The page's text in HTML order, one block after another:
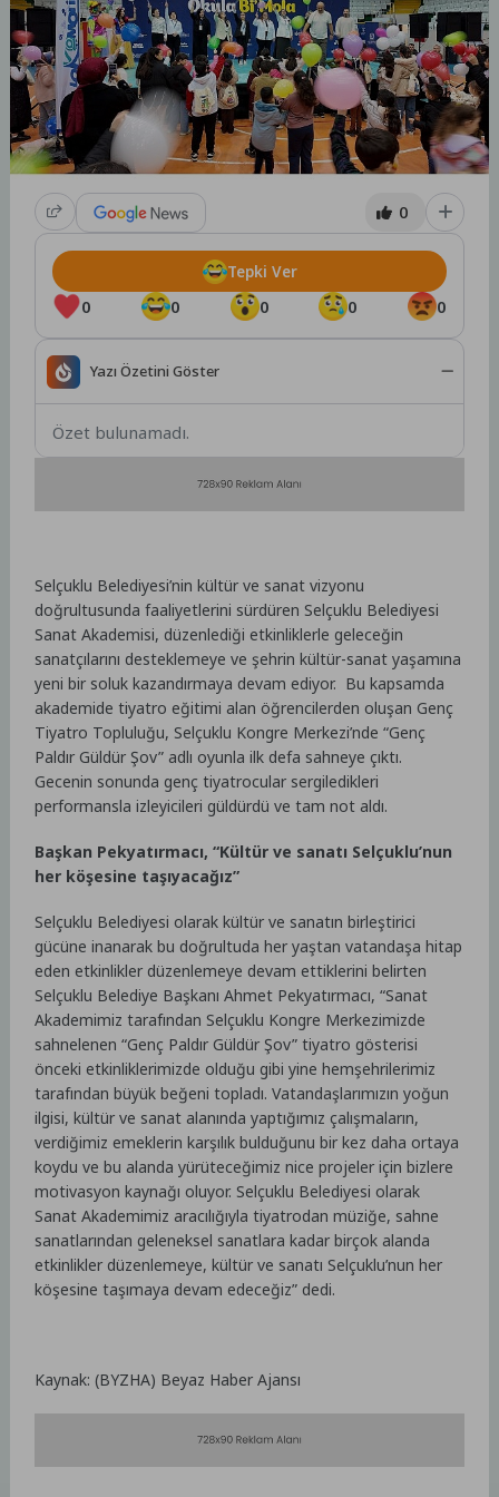
0
0 0 0 0 0
Tepki Ver
Yazı Özetini Göster
Özet bulunamadı.
Selçuklu Belediyesi’nin kültür ve sanat vizyonu
doğrultusunda faaliyetlerini sürdüren Selçuklu Belediyesi
Sanat Akademisi, düzenlediği etkinliklerle geleceğin
sanatçılarını desteklemeye ve şehrin kültür-sanat yaşamına
yeni bir soluk kazandırmaya devam ediyor. Bu kapsamda
akademide tiyatro eğitimi alan öğrencilerden oluşan Genç
Tiyatro Topluluğu, Selçuklu Kongre Merkezi’nde “Genç
Paldır Güldür Şov” adlı oyunla ilk defa sahneye çıktı.
Gecenin sonunda genç tiyatrocular sergiledikleri
performansla izleyicileri güldürdü ve tam not aldı.
Başkan Pekyatırmacı, “Kültür ve sanatı Selçuklu’nun
her köşesine taşıyacağız”
Selçuklu Belediyesi olarak kültür ve sanatın birleştirici
gücüne inanarak bu doğrultuda her yaştan vatandaşa hitap
eden etkinlikler düzenlemeye devam ettiklerini belirten
Selçuklu Belediye Başkanı Ahmet Pekyatırmacı, “Sanat
Akademimiz tarafından Selçuklu Kongre Merkezimizde
sahnelenen “Genç Paldır Güldür Şov” tiyatro gösterisi
önceki etkinliklerimizde olduğu gibi yine hemşehrilerimiz
tarafından büyük beğeni topladı. Vatandaşlarımızın yoğun
ilgisi, kültür ve sanat alanında yaptığımız çalışmaların,
verdiğimiz emeklerin karşılık bulduğunu bir kez daha ortaya
koydu ve bu alanda yürüteceğimiz nice projeler için bizlere
motivasyon kaynağı oluyor. Selçuklu Belediyesi olarak
Sanat Akademimiz aracılığıyla tiyatrodan müziğe, sahne
sanatlarından geleneksel sanatlara kadar birçok alanda
etkinlikler düzenlemeye, kültür ve sanatı Selçuklu’nun her
köşesine taşımaya devam edeceğiz” dedi.
Kaynak: (BYZHA) Beyaz Haber Ajansı